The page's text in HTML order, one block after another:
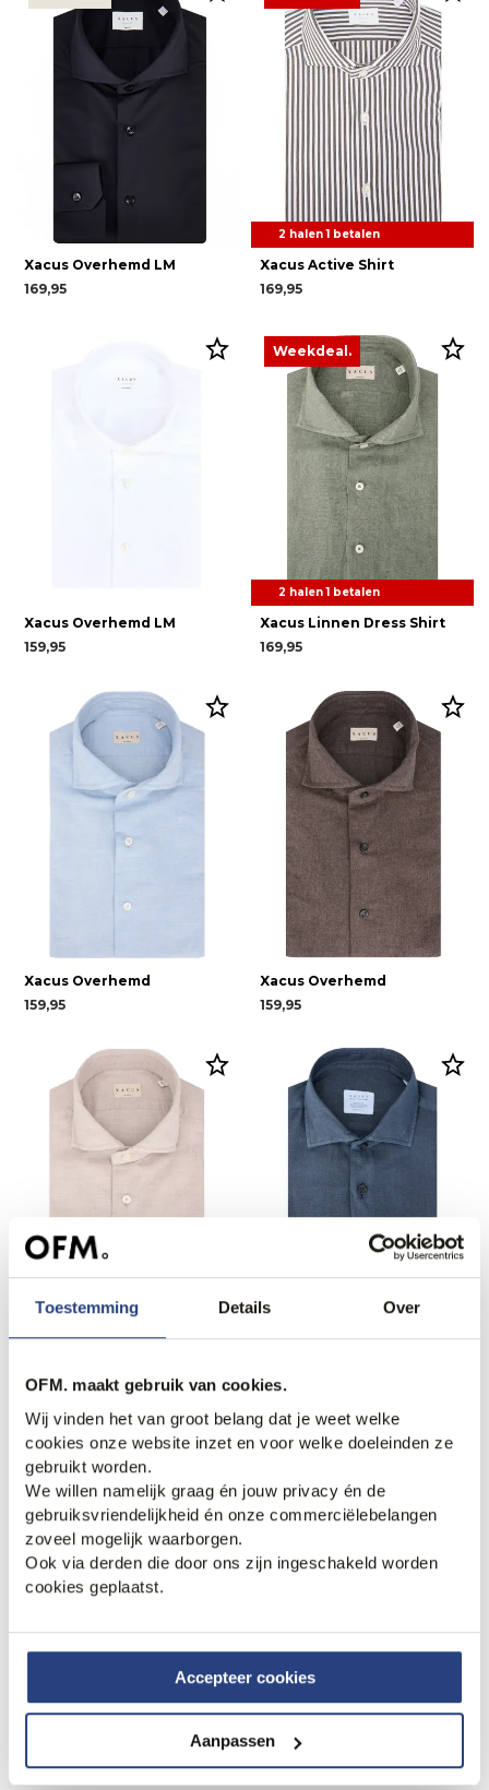
Toestemming Details Over
OFM. maakt gebruik van cookies.
Wij vinden het van groot belang dat je weet welke
cookies onze website inzet en voor welke doeleinden ze
gebruikt worden.
We willen namelijk graag én jouw privacy én de
gebruiksvriendelijkheid én onze commerciëlebelangen
zoveel mogelijk waarborgen.
Ook via derden die door ons zijn ingeschakeld worden
cookies geplaatst.
Accepteer cookies
Aanpassen
Xacus Overhemd LM
169,95
2 halen 1 betalen
Xacus Active Shirt
169,95
Xacus Overhemd LM
159,95
Weekdeal.
2 halen 1 betalen
Xacus Linnen Dress Shirt
169,95
Xacus Overhemd
159,95
Xacus Overhemd
159,95
Xacus Overhemd
Xacus Casual Overhemd LM
289,95
144,95
169,95
101,95